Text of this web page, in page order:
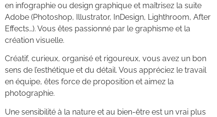
en infographie ou design graphique et maîtrisez la suite
Adobe (Photoshop, Illustrator, InDesign, Lighthroom, After
Effects…). Vous êtes passionné par le graphisme et la
création visuelle.
Créatif, curieux, organisé et rigoureux, vous avez un bon
sens de l’esthétique et du détail. Vous appréciez le travail
en équipe, êtes force de proposition et aimez la
photographie.
Une sensibilité à la nature et au bien-être est un vrai plus